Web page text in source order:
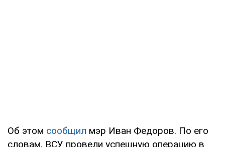
Об этом сообщил мэр Иван Федоров. По его
словам, ВСУ провели успешную операцию в